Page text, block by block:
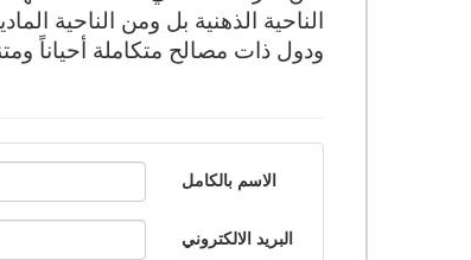
الناحية الذهنية بل ومن الناحية
ودول ذات مصالح متكاملة أحياناً
الاسم بالكامل
البريد الالكتروني